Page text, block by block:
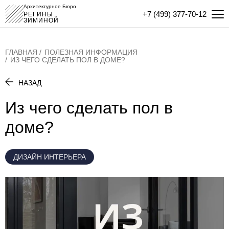
Архитектурное Бюро
РЕГИНЫ
ЗИМИНОЙ
+7 (499) 377-70-12
ГЛАВНАЯ
ПОЛЕЗНАЯ ИНФОРМАЦИЯ
ИЗ ЧЕГО СДЕЛАТЬ ПОЛ В ДОМЕ?
НАЗАД
Из чего сделать пол в
доме?
ДИЗАЙН ИНТЕРЬЕРА